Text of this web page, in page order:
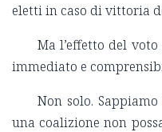
eletti in caso di vittoria
Ma l’effetto del
immediato e
Non solo.
una coalizione non